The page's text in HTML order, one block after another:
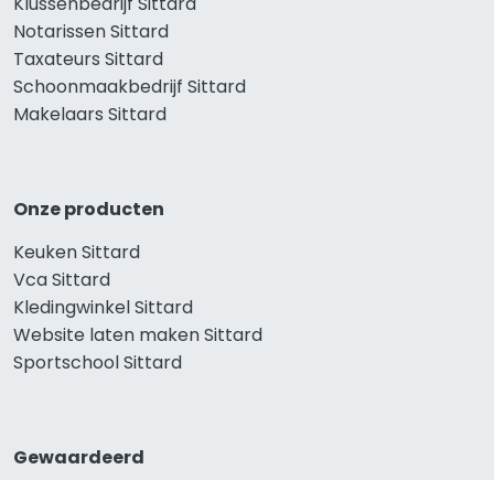
Notarissen Sittard
Taxateurs Sittard
Schoonmaakbedrijf Sittard
Makelaars Sittard
Onze producten
Keuken Sittard
Vca Sittard
Kledingwinkel Sittard
Website laten maken Sittard
Sportschool Sittard
Gewaardeerd